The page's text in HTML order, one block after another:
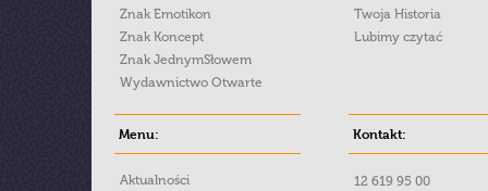
Znak Emotikon
Znak Koncept
Znak JednymSłowem
Wydawnictwo Otwarte
Twoja Historia
Lubimy czytać
Menu:
Aktualności
Kontakt:
12 619 95 00